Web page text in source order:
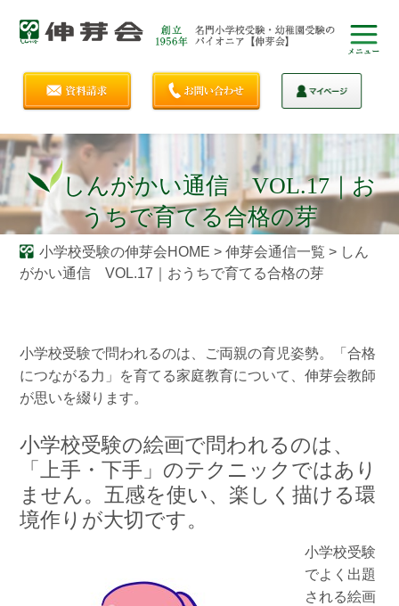
しんがかい通信 VOL.17｜お
うちで育てる合格の芽
小学校受験の伸芽会HOME > 伸芽会通信一覧 > しん
がかい通信 VOL.17｜おうちで育てる合格の芽
小学校受験で問われるのは、ご両親の育児姿勢。「合格
につながる力」を育てる家庭教育について、伸芽会教師
が思いを綴ります。
小学校受験の絵画で問われるのは、
「上手・下手」のテクニックではあり
ません。五感を使い、楽しく描ける環
境作りが大切です。
小学校受験
でよく出題
される絵画